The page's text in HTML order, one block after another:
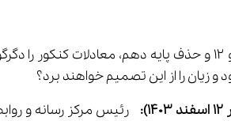
شورای عالی انقلاب فرهنگی با تصویب تاثیر قطعی ۶۰ درصدی نمرات
را از این تصمیم خواهند برد؟
رئیس مرکز رسانه و